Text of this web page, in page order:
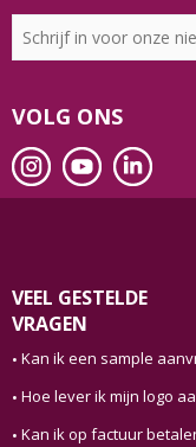
VOLG ONS
VEEL GESTELDE
VRAGEN
Kan ik een sample
Hoe lever ik mijn logo
Kan ik op factuur